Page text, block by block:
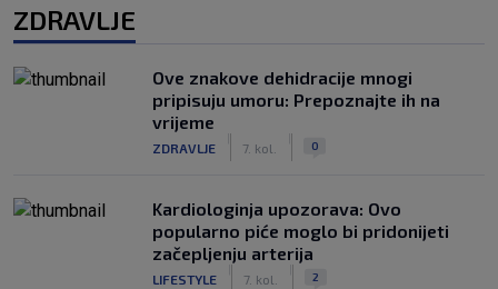
ZDRAVLJE
Ove znakove dehidracije mnogi
pripisuju umoru: Prepoznajte ih na
vrijeme
ZDRAVLJE 7. kol. 0
Kardiologinja upozorava: Ovo
popularno piće moglo bi pridonijeti
začepljenju arterija
LIFESTYLE 7. kol. 2